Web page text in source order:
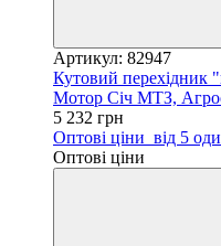
Артикул: 82947
Кутовий перехідник
Мотор Січ МТЗ,
5 232 грн
Оптові ціни від 5
Оптові ціни